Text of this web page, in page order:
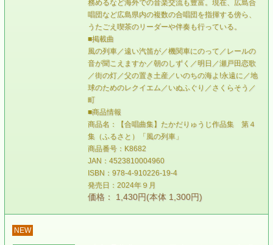
務めるなど海外での音楽交流も豊富。現在、広島合
唱団など広島県内の複数の合唱団を指揮する傍ら、
うたごえ喫茶のリーダーや伴奏も行っている。
■掲載曲
風の列車／遠い汽笛が／機関車にのって／レールの
音が聞こえますか／朝のしずく／明日／瀬戸田恋歌
／街の灯／父の置き土産／いのちの海よ!永遠に／地
球のためのレクイエム／いぬふぐり／さくらそう／
町
■商品情報
商品名：【合唱曲集】たかだりゅうじ作品集 第４
集（ふるさと）「風の列車」
商品番号：K8682
JAN：4523810004960
ISBN：978-4-910226-19-4
発売日：2024年９月
価格： 1,430円(本体 1,300円)
NEW